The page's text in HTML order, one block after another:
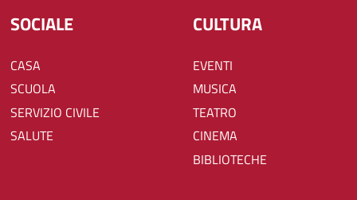
SOCIALE
CASA
SCUOLA
SERVIZIO CIVILE
SALUTE
CULTURA
EVENTI
MUSICA
TEATRO
CINEMA
BIBLIOTECHE